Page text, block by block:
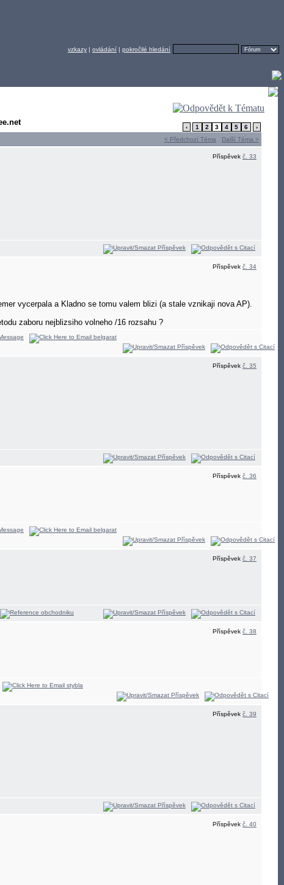
vzkazy | ovládání | pokročilé hledání
‹ 1 2 3 4 5 6
›
< Předchozí Téma Další Téma >
Příspěvek č. 33
Příspěvek č. 34
vycerpala a Kladno se tomu valem blizi (a stale vznikaji nova AP).
zaboru nejblizsiho volneho /16 rozsahu ?
Příspěvek č. 35
Příspěvek č. 36
Příspěvek č. 37
Příspěvek č. 38
Příspěvek č. 39
Příspěvek č. 40